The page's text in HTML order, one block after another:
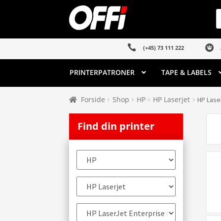
Spring
til
Spring
til
(+45) 73 111 222
PRINTERPATRONER TAPE & LABELS
Forside Shop HP HP Laserjet HP
Find din printer